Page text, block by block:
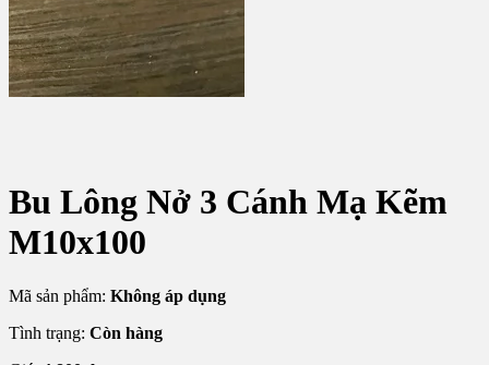
Bu Lông Nở 3 Cánh Mạ Kẽm
M10x100
Mã sản phẩm: Không áp dụng
Tình trạng: Còn hàng